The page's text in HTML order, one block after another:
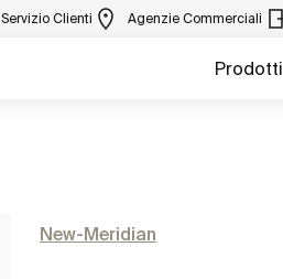
Servizio Clienti Agenzie Commerciali
Prodotti
New-Meridian